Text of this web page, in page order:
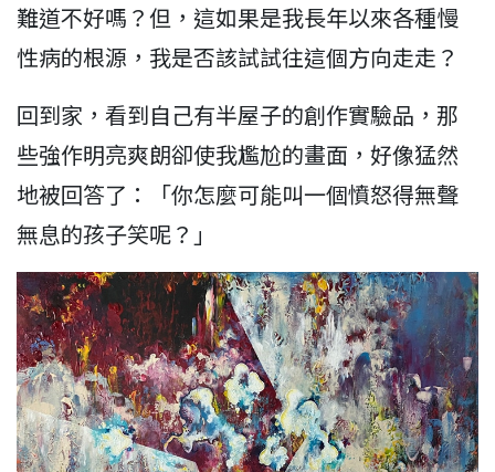
難道不好嗎？但，這如果是我長年以來各種慢
性病的根源，我是否該試試往這個方向走走？
回到家，看到自己有半屋子的創作實驗品，那
些強作明亮爽朗卻使我尷尬的畫面，好像猛然
地被回答了：「你怎麼可能叫一個憤怒得無聲
無息的孩子笑呢？」